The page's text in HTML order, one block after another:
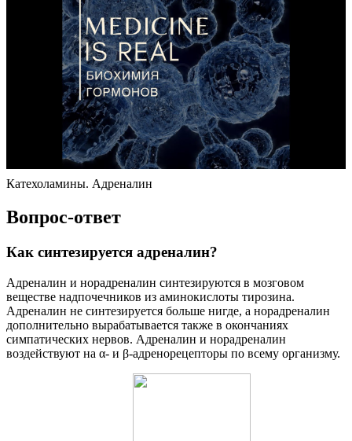
Катехоламины. Адреналин
Вопрос-ответ
Как синтезируется адреналин?
Адреналин и норадреналин синтезируются в мозговом
веществе надпочечников из аминокислоты тирозина.
Адреналин не синтезируется больше нигде, а норадреналин
дополнительно вырабатывается также в окончаниях
симпатических нервов. Адреналин и норадреналин
воздействуют на α- и β-адренорецепторы по всему организму.